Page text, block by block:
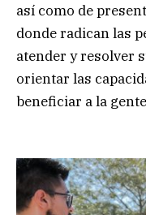
así como de
donde radican las
atender y resolver
orientar las
beneficiar a la